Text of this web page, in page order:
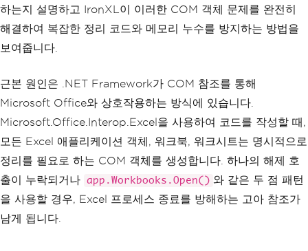
하는지 설명하고 IronXL이 이러한 COM 객체 문제를 완전히
해결하여 복잡한 정리 코드와 메모리 누수를 방지하는 방법을
보여줍니다.
근본 원인은 .NET Framework가 COM 참조를 통해
Microsoft Office와 상호작용하는 방식에 있습니다.
Microsoft.Office.Interop.Excel을 사용하여 코드를 작성할 때,
모든 Excel 애플리케이션 객체, 워크북, 워크시트는 명시적으로
정리를 필요로 하는 COM 객체를 생성합니다. 하나의 해제 호
출이 누락되거나 app.Workbooks.Open() 와 같은 두 점 패턴
을 사용할 경우, Excel 프로세스 종료를 방해하는 고아 참조가
남게 됩니다.